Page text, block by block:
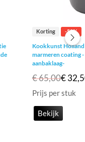
Korting -50%
Kookkunst Holland
marmeren coating
aanbaklaag-
€ 65,00€
Prijs per stuk
Bekijk